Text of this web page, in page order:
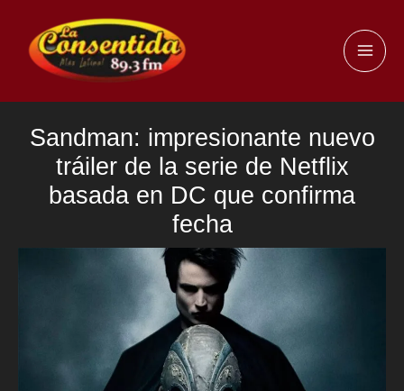
contenido
Sandman: impresionante nuevo
tráiler de la serie de Netflix
basada en DC que confirma
fecha